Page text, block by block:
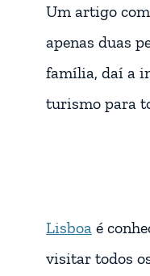
Um artigo
apenas duas
família, daí a
turismo para
Lisboa é
visitar todos